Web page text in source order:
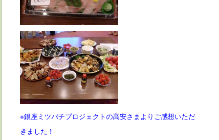
※銀座ミツバチプロジェクトの高安さまよりご感想いただ
きました！